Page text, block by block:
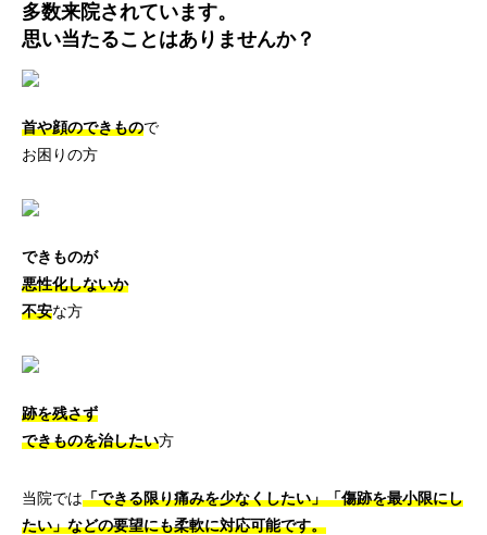
多数来院されています。
思い当たることはありませんか？
首や顔のできもので
お困りの方
できものが
悪性化しないか
不安な方
跡を残さず
できものを治したい方
当院では「できる限り痛みを少なくしたい」「傷跡を最小限にし
たい」などの要望にも柔軟に対応可能です。